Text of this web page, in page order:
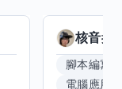
核音擅
腳本編寫
電腦應用